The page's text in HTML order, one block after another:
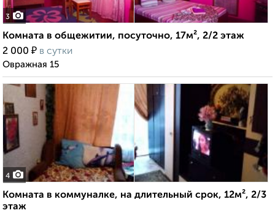
3
Комната в общежитии, посуточно, 17м², 2/2 этаж
2 000 ₽ в сутки
Овражная 15
4
Комната в коммуналке, на длительный срок, 12м², 2/3
этаж